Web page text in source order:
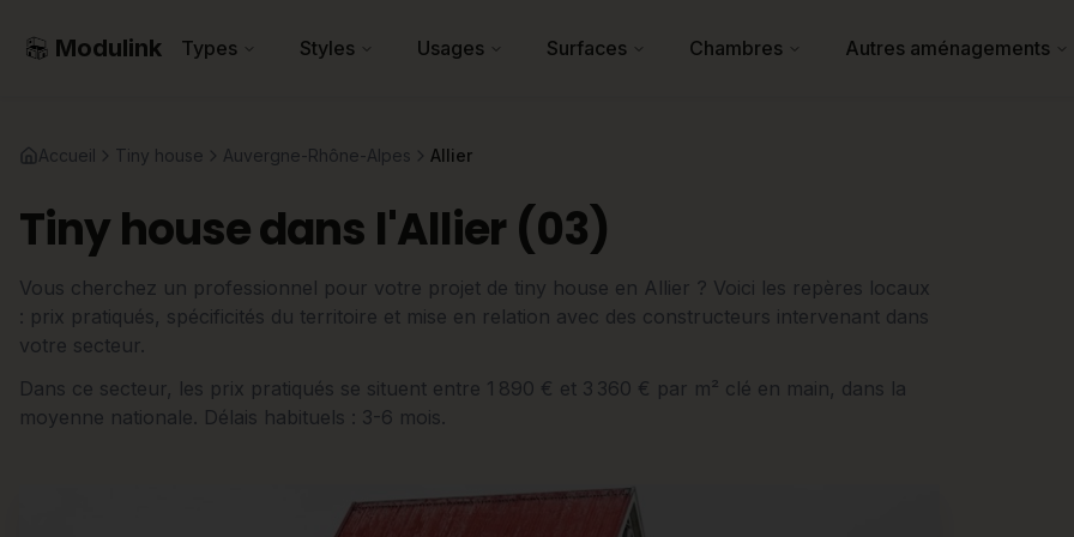
Modulink Types Styles Usages Surfaces Chambres Autres aménagements
Accueil Tiny house Auvergne-Rhône-Alpes Allier
Tiny house dans l'Allier (03)
Vous cherchez un professionnel pour votre projet de tiny house en Allier ? Voici les repères locaux
: prix pratiqués, spécificités du territoire et mise en relation avec des constructeurs intervenant dans
votre secteur.
Dans ce secteur, les prix pratiqués se situent entre 1 890 € et 3 360 € par m² clé en main, dans la
moyenne nationale. Délais habituels : 3-6 mois.